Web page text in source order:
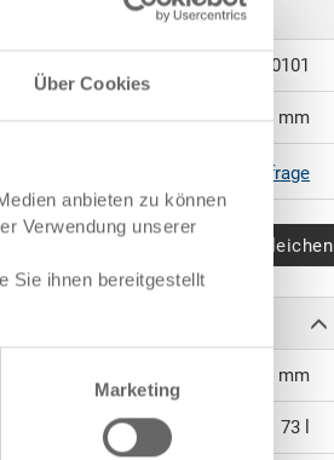
Über Cookies
anbieten zu können
Verwendung unserer
Sie ihnen bereitgestellt
Marketing
37-6440-314.5070.0101
600 x 400 x 400 mm
Weitere Farben auf Anfrage
Produkt vergleichen
513 x 331 x 397 mm
73 l